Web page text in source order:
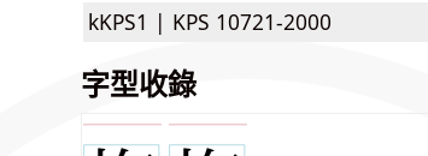
kKPS1 | KPS 10721-2000
字型收錄